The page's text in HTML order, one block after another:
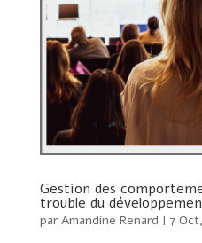
Gestion des
trouble du
par Amandine Renard | 7